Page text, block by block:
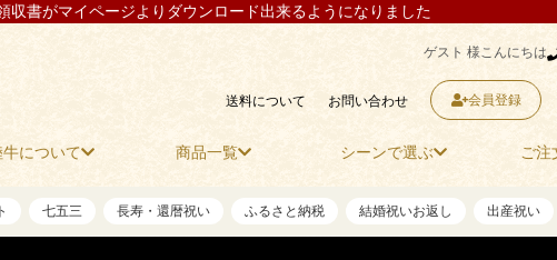
収書がマイページよりダウンロード出来るようになりました
ゲスト 様こんにちは
送料について お問い合わせ 会員登録
牛について 商品一覧 シーンで選ぶ ご注
七五三 長寿・還暦祝い ふるさと納税 結婚祝いお返し 出産祝い